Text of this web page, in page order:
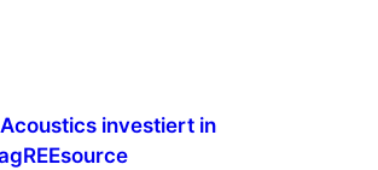
investiert in